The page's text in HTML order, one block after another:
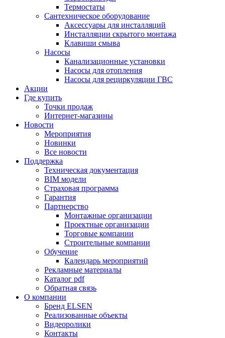
Термостаты
Сантехническое оборудование
Аксессуары для инсталляций
Инсталляции скрытого монтажа
Клавиши смыва
Насосы
Канализационные установки
Насосы для отопления
Насосы для рециркуляции ГВС
Акции
Где купить
Точки продаж
Интернет-магазины
Новости
Мероприятия
Новинки
Все новости
Поддержка
Техническая документация
BIM модели
Страховая программа
Гарантия
Партнерство
Монтажные организации
Проектные организации
Торговые компании
Строительные компании
Обучение
Календарь мероприятий
Рекламные материалы
Каталог pdf
Обратная связь
О компании
Бренд ELSEN
Реализованные объекты
Видеоролики
Контакты